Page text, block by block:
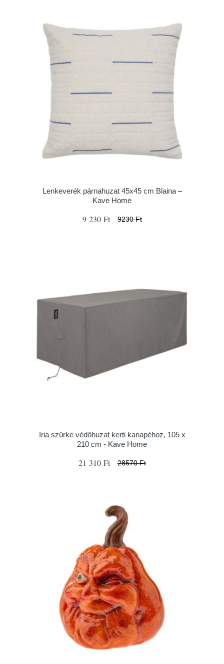
Lenkeverék párnahuzat 45x45 cm Blaina –
Kave Home
9 230 Ft 9230 Ft
Iria szürke védőhuzat kerti kanapéhoz, 105 x
210 cm - Kave Home
21 310 Ft 28570 Ft